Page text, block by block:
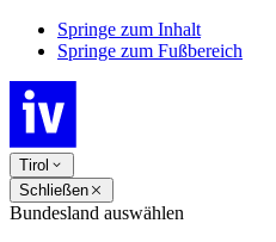
Springe zum Inhalt
Springe zum Fußbereich
Tirol
Schließen
Bundesland auswählen